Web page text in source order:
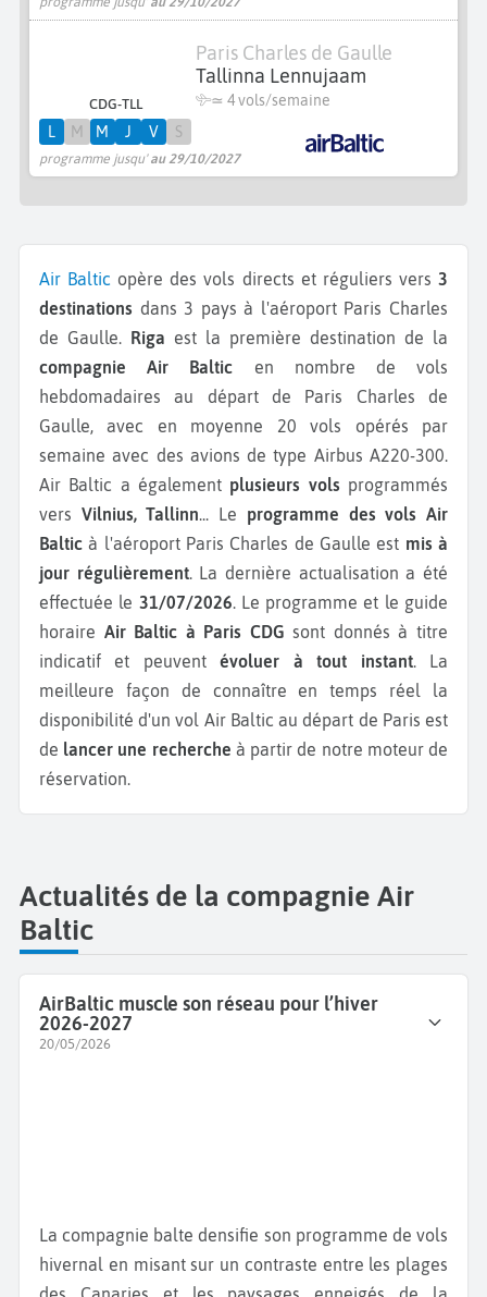
CDG-TLL
Paris Charles de Gaulle
Tallinna Lennujaam
≃ 4 vols/semaine
programme jusqu'au 29/10/2027
L M M J V S
Air Baltic opère des vols directs et réguliers vers3
destinations dans 3 pays à l'aéroport Paris Charles
de Gaulle. Riga est la première destination de la
compagnie Air Baltic en nombre de vols
hebdomadaires au départ de Paris Charles de
Gaulle, avec en moyenne 20 vols opérés par
semaine avec des avions de type Airbus A220-300.
Air Baltic a également plusieurs vols programmés
vers Vilnius, Tallinn... Le programme des vols Air
Baltic à l'aéroport Paris Charles de Gaulle est mis à
jour régulièrement. La dernière actualisation a été
effectuée le 31/07/2026. Le programme et le guide
horaire Air Baltic à Paris CDG sont donnés à titre
indicatif et peuventévoluer à tout instant. La
meilleure façon de connaître en temps réel la
disponibilité d'un vol Air Baltic au départ de Paris est
de lancer une recherche à partir de notre moteur de
réservation.
Actualités de la compagnie Air
Baltic
AirBaltic muscle son réseau pour l’hiver
2026-2027
20/05/2026
La compagnie balte densifie son programme de vols
hivernal en misant sur un contraste entre les plages